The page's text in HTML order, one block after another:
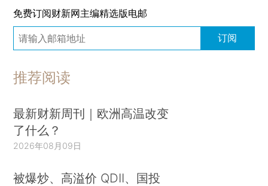
免费订阅财新网主编精选版电邮
订阅
推荐阅读
最新财新周刊｜欧洲高温改变
了什么？
2026年08月09日
被爆炒、高溢价 QDII、国投